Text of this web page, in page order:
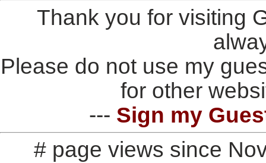
Thank you for visiting
Please do not use my
for other
--- Sign my
# page views since